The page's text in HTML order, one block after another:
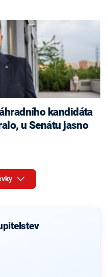
kandidáta
u Senátu jasno